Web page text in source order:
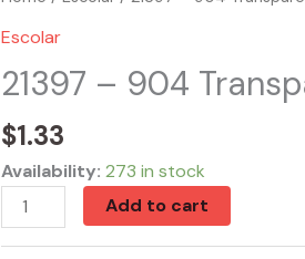
Escolar
21397 – 904
$1.33
Availability: 273 in stock
-
Transparent
Refill
3/Pack
quantity
Add to cart